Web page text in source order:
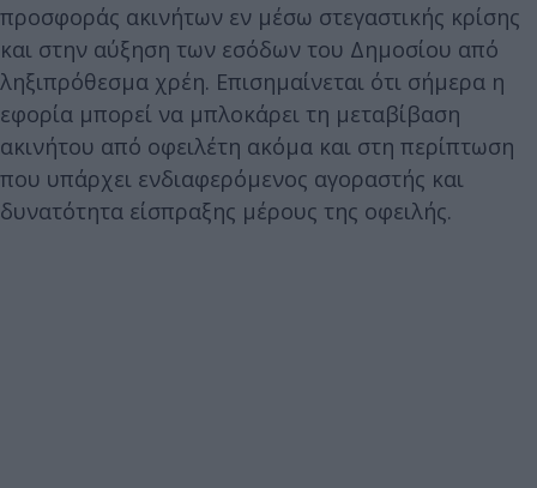
προσφοράς ακινήτων εν μέσω στεγαστικής κρίσης
και στην αύξηση των εσόδων του Δημοσίου από
ληξιπρόθεσμα χρέη. Επισημαίνεται ότι σήμερα η
εφορία μπορεί να μπλοκάρει τη μεταβίβαση
ακινήτου από οφειλέτη ακόμα και στη περίπτωση
που υπάρχει ενδιαφερόμενος αγοραστής και
δυνατότητα είσπραξης μέρους της οφειλής.